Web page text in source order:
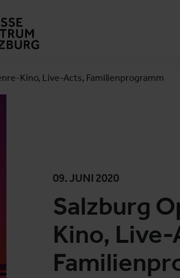
Kino, Live-Acts, Familienprogramm
09. JUNI 2020
Salzburg
Kino,